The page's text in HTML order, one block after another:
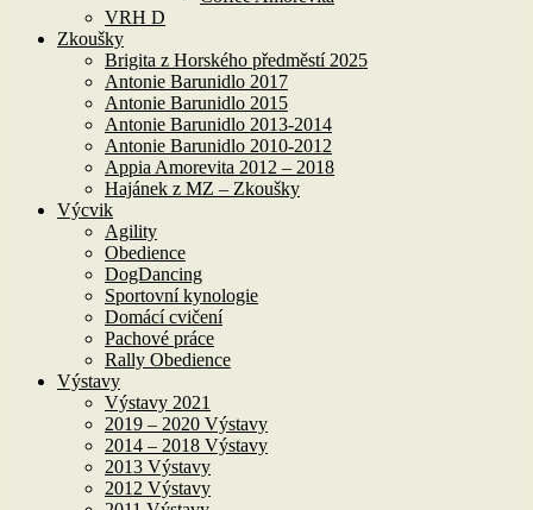
VRH D
Zkoušky
Brigita z Horského předměstí 2025
Antonie Barunidlo 2017
Antonie Barunidlo 2015
Antonie Barunidlo 2013-2014
Antonie Barunidlo 2010-2012
Appia Amorevita 2012 – 2018
Hajánek z MZ – Zkoušky
Výcvik
Agility
Obedience
DogDancing
Sportovní kynologie
Domácí cvičení
Pachové práce
Rally Obedience
Výstavy
Výstavy 2021
2019 – 2020 Výstavy
2014 – 2018 Výstavy
2013 Výstavy
2012 Výstavy